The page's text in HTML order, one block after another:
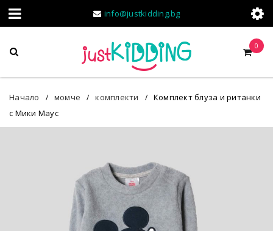
info@justkidding.bg
0
Начало / момче / комплекти /
Комплект блуза и ританки
с Мики Маус